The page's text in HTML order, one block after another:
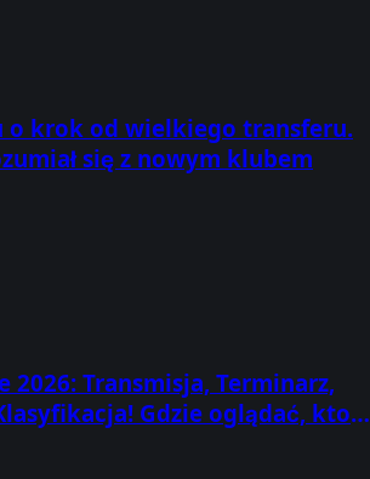
o krok od wielkiego transferu.
się z nowym klubem
2026: Transmisja, Terminarz,
Gdzie oglądać, kto